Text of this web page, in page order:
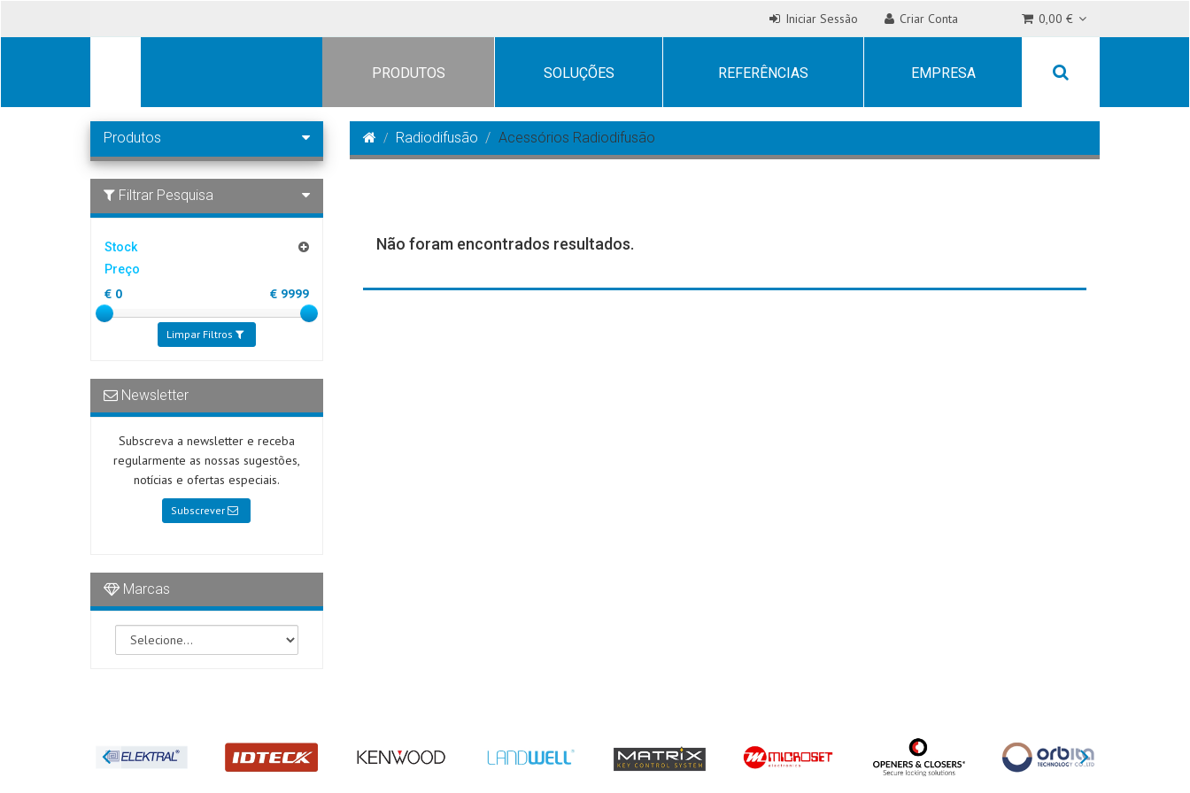
Iniciar Sessão Criar Conta 0,00 €
PRODUTOS SOLUÇÕES REFERÊNCIAS EMPRESA
Produtos
Filtrar Pesquisa
Stock
Preço
€ 0 € 9999
Limpar Filtros
Newsletter
Subscreva a newsletter e receba
regularmente as nossas sugestões,
notícias e ofertas especiais.
Subscrever
Marcas
Radiodifusão Acessórios Radiodifusão
Não foram encontrados resultados.